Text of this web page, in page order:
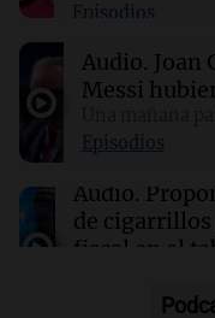
Rosario Central
acompañó a
Detuvieron al
al anciano de
Concepción
Episodios
Audio. Joan
Messi
Episodios
Audio.
de
fiscal en el